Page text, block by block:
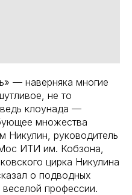
— наверняка многие
не то
клоунада —
множества
Никулин, руководитель
ИТИ им. Кобзона,
цирка Никулина
о подводных
профессии.